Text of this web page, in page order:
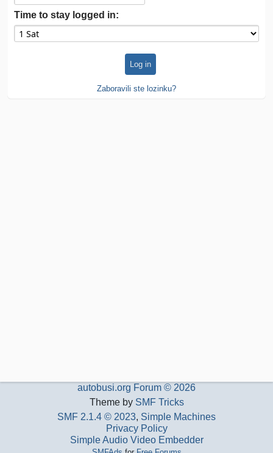
Time to stay logged in:
Zaboravili ste lozinku?
autobusi.org Forum © 2026
Theme by SMF Tricks
SMF 2.1.4 © 2023, Simple Machines
Privacy Policy
Simple Audio Video Embedder